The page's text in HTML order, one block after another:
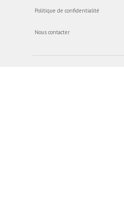
Politique de confidentialité
Nous contacter